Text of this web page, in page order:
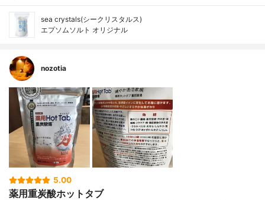
sea crystals(シークリスタルス)
エプソムソルト オリジナル
nozotia
5.00
薬用重炭酸ホットタブ